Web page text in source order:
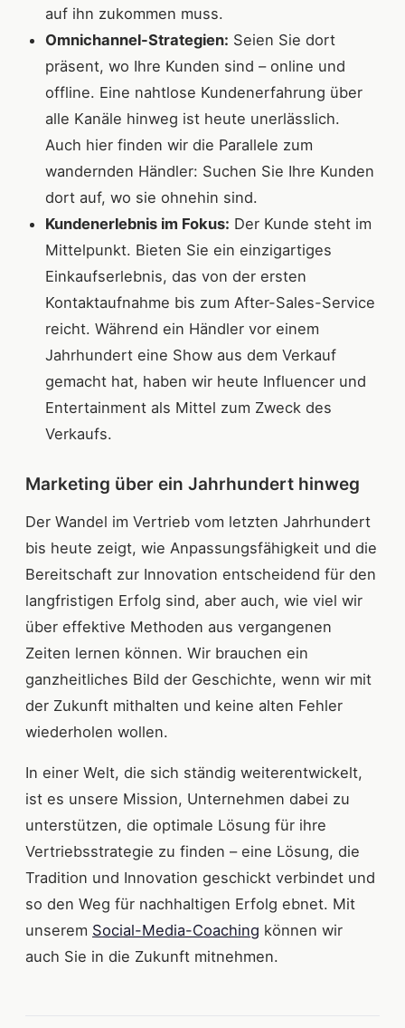
auf ihn zukommen muss.
Omnichannel-Strategien: Seien Sie dort
präsent, wo Ihre Kunden sind – online und
offline. Eine nahtlose Kundenerfahrung über
alle Kanäle hinweg ist heute unerlässlich.
Auch hier finden wir die Parallele zum
wandernden Händler: Suchen Sie Ihre Kunden
dort auf, wo sie ohnehin sind.
Kundenerlebnis im Fokus: Der Kunde steht im
Mittelpunkt. Bieten Sie ein einzigartiges
Einkaufserlebnis, das von der ersten
Kontaktaufnahme bis zum After-Sales-Service
reicht. Während ein Händler vor einem
Jahrhundert eine Show aus dem Verkauf
gemacht hat, haben wir heute Influencer und
Entertainment als Mittel zum Zweck des
Verkaufs.
Marketing über ein Jahrhundert hinweg
Der Wandel im Vertrieb vom letzten Jahrhundert
bis heute zeigt, wie Anpassungsfähigkeit und die
Bereitschaft zur Innovation entscheidend für den
langfristigen Erfolg sind, aber auch, wie viel wir
über effektive Methoden aus vergangenen
Zeiten lernen können. Wir brauchen ein
ganzheitliches Bild der Geschichte, wenn wir mit
der Zukunft mithalten und keine alten Fehler
wiederholen wollen.
In einer Welt, die sich ständig weiterentwickelt,
ist es unsere Mission, Unternehmen dabei zu
unterstützen, die optimale Lösung für ihre
Vertriebsstrategie zu finden – eine Lösung, die
Tradition und Innovation geschickt verbindet und
so den Weg für nachhaltigen Erfolg ebnet. Mit
unserem Social-Media-Coaching können wir
auch Sie in die Zukunft mitnehmen.